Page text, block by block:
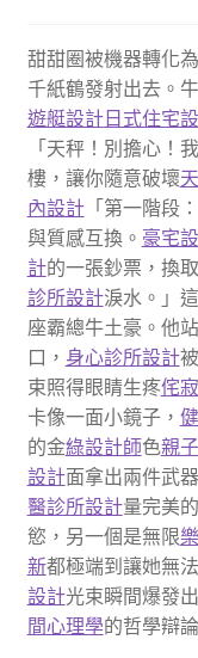
甜甜圈被機器轉化
千紙鶴發射出去。
遊艇設計日式住宅
「天秤！別擔心！
樓，讓你隨意破壞
內設計「第一階段
與質感互換。 豪宅
計的一張鈔票，換
診所設計淚水。」
座霸總牛土豪。他
口， 身心診所設計
束照得眼睛生疼侘
卡像一面小鏡子，
的金綠設計師色親
設計面拿出兩件武
醫診所設計量完美
慾，另一個是無限
新都極端到讓她無
設計光束瞬間爆發
間心理學的哲學辯